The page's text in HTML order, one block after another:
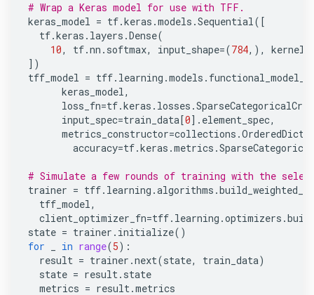
# Wrap a Keras model for use with TFF.
keras_model = tf.keras .models .Sequential([
tf.keras . layers .Dense(
10, tf.nn . softmax, input_shape=(784,),
])
tff_model = tff. learning .models .
keras_model,
loss_fn=tf.keras . losses .
input_spec=train_data[0] . element_spec,
metrics_constructor=collections .OrderedDict
accuracy=tf.keras .metrics .
# Simulate a few rounds of training with the
trainer = tff. learning .algorithms .
tff_model,
client_optimizer_fn=tff. learning .optimizers .
state = trainer . initialize()
for
in range(5):
result = trainer .next(state, train_data)
state = result. state
metrics = result.metrics